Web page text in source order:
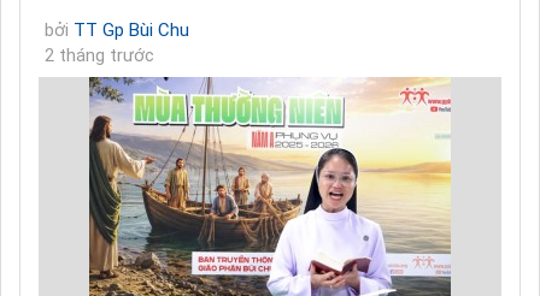
bởi TT Gp Bùi Chu
2 tháng trước